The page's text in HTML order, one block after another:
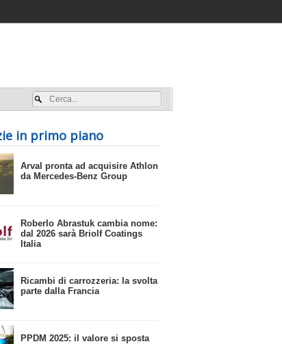
in primo piano
​Arval pronta ad acquisire Athlon
da Mercedes-Benz Group
​Roberlo Abrastuk cambia nome:
dal 2026 sarà Briolf Coatings
Italia
​Ricambi di carrozzeria: la svolta
parte dalla Francia
​PPDM 2025: il valore si sposta